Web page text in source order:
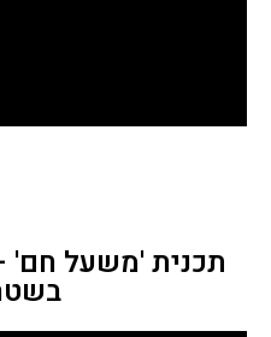
תכנית 'משעל חם' –